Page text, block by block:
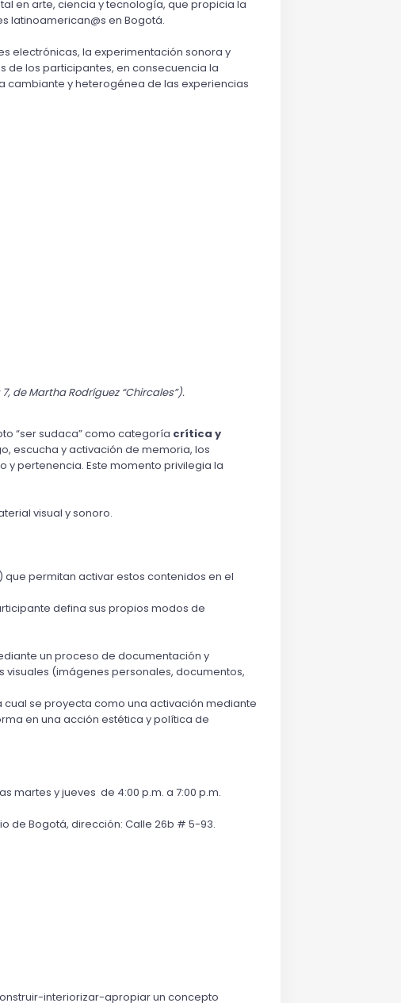
en arte, ciencia y tecnología, que propicia la
latinoamerican@s en Bogotá.
electrónicas, la experimentación sonora y
de los participantes, en consecuencia la
y heterogénea de las experiencias
Martha Rodríguez “Chircales”).
“ser sudaca” como categoría crítica y
escucha y activación de memoria, los
pertenencia. Este momento privilegia la
visual y sonoro.
permitan activar estos contenidos en el
defina sus propios modos de
un proceso de documentación y
visuales (imágenes personales, documentos,
se proyecta como una activación mediante
en una acción estética y política de
martes y jueves  de 4:00 p.m. a 7:00 p.m.
de Bogotá, dirección: Calle 26b # 5-93.
interiorizar-apropiar un concepto